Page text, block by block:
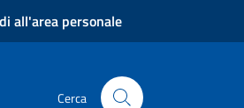
all'area personale
Cerca